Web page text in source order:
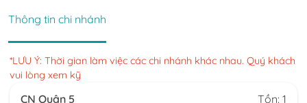
Thông tin chi nhánh
*LƯU Ý: Thời gian làm việc các chi nhánh khác nhau. Quý khách
vui lòng xem kỹ
CN Quận 5
Tồn: 1